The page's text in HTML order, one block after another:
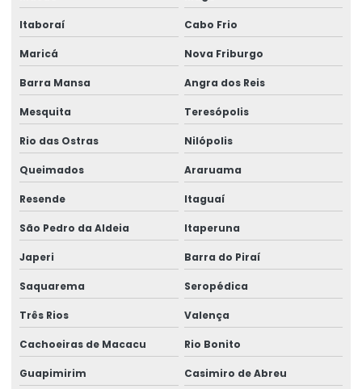
Equipamentos swf krantechnik brasil
Especialista Em Manutenção De Cargas
Esteira porta cabo para ponte rolante
Fabricação de caminho de rolamento
Fornecedores de cabo de aço
Fornecedores de talha elétrica
Freio para ponte rolante multimarcas
Gancho para ponte rolante
Importadora de equipamento swf
Importadora de peças ponte rolante multimarcas
Instalação de barramento blindado
Itaboraí Cabo Frio
Maricá Nova Friburgo
Barra Mansa Angra dos Reis
Mesquita Teresópolis
Rio das Ostras Nilópolis
Queimados Araruama
Resende Itaguaí
São Pedro da Aldeia Itaperuna
Japeri Barra do Piraí
Saquarema Seropédica
Três Rios Valença
Cachoeiras de Macacu Rio Bonito
Guapimirim Casimiro de Abreu